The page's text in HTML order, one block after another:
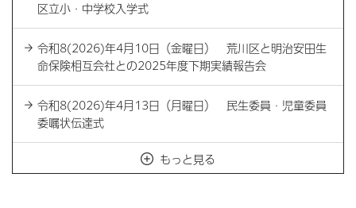
区立小・中学校入学式
令和8(2026)年4月10日（金曜日） 荒川区と明治安田生
命保険相互会社との2025年度下期実績報告会
令和8(2026)年4月13日（月曜日） 民生委員・児童委員
委嘱状伝達式
もっと見る